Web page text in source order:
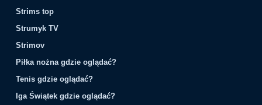
Strims top
Strumyk TV
Strimov
Piłka nożna gdzie oglądać?
Tenis gdzie oglądać?
Iga Świątek gdzie oglądać?